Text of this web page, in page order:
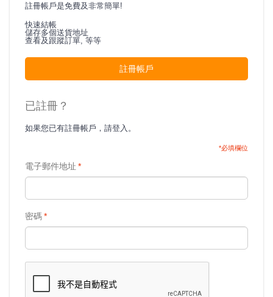
註冊帳戶是免費及非常簡單!
快速結帳
儲存多個送貨地址
查看及跟蹤訂單, 等等
註冊帳戶
已註冊？
如果您已有註冊帳戶，請登入。
*必填欄位
*
電子郵件地址
*
密碼